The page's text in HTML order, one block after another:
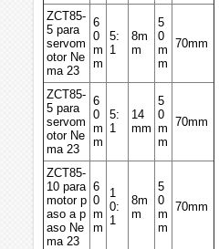
ZCT85-
5 para
servom
otor Ne
ma 23
6
0
m
m
5:
1
8m
m
5
0
m
m
70mm
ZCT85-
5 para
servom
otor Ne
ma 23
6
0
m
m
5:
1
14
mm
5
0
m
m
70mm
ZCT85-
10 para
motor p
aso a p
aso Ne
ma 23
6
0
m
m
1
0:
1
8m
m
5
0
m
m
70mm